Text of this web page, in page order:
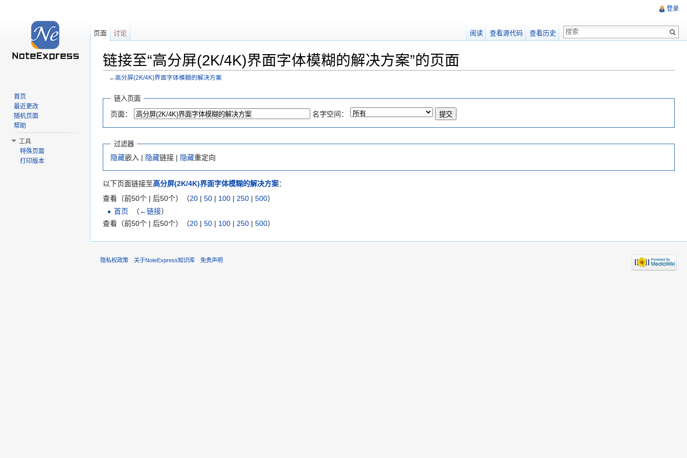
链接至“高分屏(2K/4K)界面字体模糊的解决方案”的页面
←高分屏(2K/4K)界面字体模糊的解决方案
链入页面
页面： 名字空间：
过滤器
隐藏嵌入 | 隐藏链接 | 隐藏重定向
以下页面链接至高分屏(2K/4K)界面字体模糊的解决方案：
查看（前50个 | 后50个）（20 | 50 | 100 | 250 | 500）
首页
（ ←链接）
查看（前50个 | 后50个）（20 | 50 | 100 | 250 | 500）
登录
页面 讨论 阅读 查看源代码 查看历史
首页
最近更改
随机页面
帮助
工具
特殊页面
打印版本
隐私权政策 关于NoteExpress知识库 免责声明